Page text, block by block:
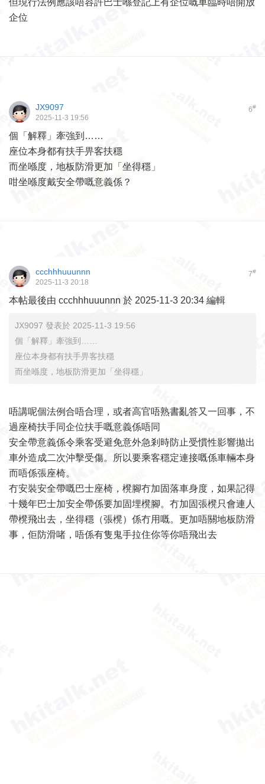
但現行法例應該唔容許巴士喺登記上有企位嘅車臨時唔開放
企位
6#
JX9097
2025-11-3 19:56
個「解釋」牽強到……
座位本身都有扶手畀客扶穩
而坐喺度，地板防滑更加「坐得穩」
咁坐喺度戴安全帶嘅意義係？
7#
ccchhhuuunnn
2025-11-3 20:18
本帖最後由 ccchhhuuunnn 於 2025-11-3 20:34 編輯
JX9097 發表於 2025-11-3 19:56
個「解釋」牽強到……
座位本身都有扶手畀客扶穩
而坐喺度，地板防滑更加「坐得穩」
唔講呢個法例合唔合理，或者高官唔熟書亂答又一回事，不
過座椅扶手同企位扶手嘅意義係唔同
安全帶意義係令乘客受避免意外急剎時防止受慣性影響拋出
車外造成二次沖擊受傷。所以要乘客穩定連接嘅係車輛本身
而唔係張座椅。
冇安裝安全帶嘅巴士座椅，櫈腳冇加固落車身度，如果記得
十幾年巴士加安全帶係要加固埋櫈腳。冇加固張櫈只會連人
帶櫈飛出去，坐得穩（張櫈）係冇用嘅。更加唔關地板防滑
事，佢防滑啫，唔係有隻鬼手拉住你等你唔飛出去